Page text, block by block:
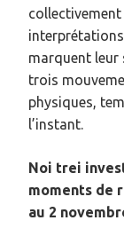
marquent leur
trois
physiques,
l’instant.
Noi trei
moments de
au 2